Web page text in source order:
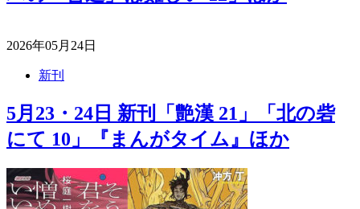
2026年05月24日
新刊
5月23・24日 新刊「艶漢 21」「北の砦
にて 10」『まんがタイム』ほか